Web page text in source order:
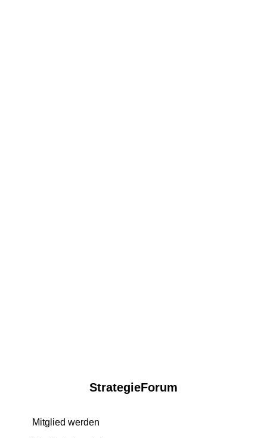
StrategieForum
Mitglied werden